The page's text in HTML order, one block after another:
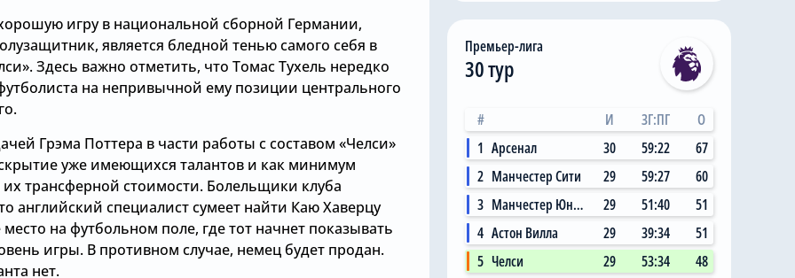
игру в национальной сборной Германии,
является бледной тенью самого себя в
Здесь важно отметить, что Томас Тухель нередко
на непривычной ему позиции центрального
Грэма Поттера в части работы с составом «Челси»
уже имеющихся талантов и как минимум
трансферной стоимости. Болельщики клуба
английский специалист сумеет найти Каю Хаверцу
на футбольном поле, где тот начнет показывать
игры. В противном случае, немец будет продан.
нет.
Премьер-лига
30 тур
# И ЗГ:ПГ
О
1 Арсенал 30 59:22
67
2 Манчестер Сити 29 59:27
60
3
Манчестер Юнайтед 29 51:40
51
4 Астон Вилла 29 39:34
51
5 Челси 29 53:34
48